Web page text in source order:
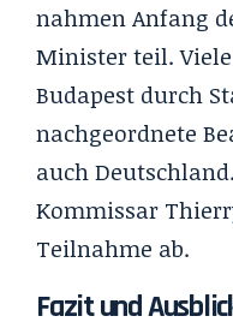
nahmen Anfang
Minister teil.
Budapest durch
nachgeordnete
auch
Kommissar
Teilnahme ab.
Fazit und